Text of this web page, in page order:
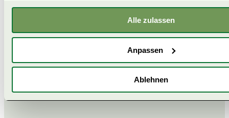
Alle zulassen
Anpassen
Ablehnen